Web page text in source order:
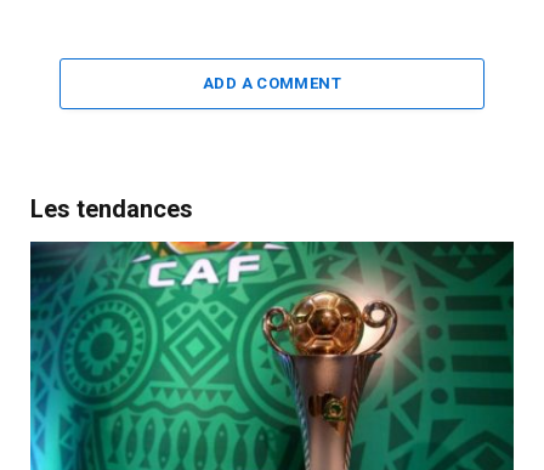
ADD A COMMENT
Les tendances